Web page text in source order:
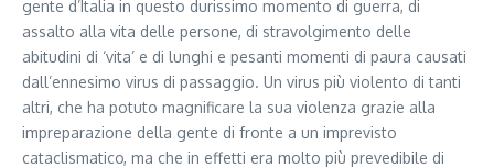
gente d’Italia in questo durissimo momento di guerra, di
assalto alla vita delle persone, di stravolgimento delle
abitudini di ‘vita’ e di lunghi e pesanti momenti di paura causati
dall’ennesimo virus di passaggio. Un virus più violento di tanti
altri, che ha potuto magnificare la sua violenza grazie alla
impreparazione della gente di fronte a un imprevisto
cataclismatico, ma che in effetti era molto più prevedibile di